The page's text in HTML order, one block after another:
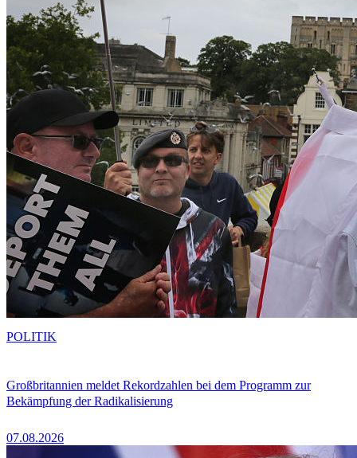
Großbritannien meldet Rekordzahlen bei dem Programm zur
Bekämpfung der Radikalisierung
07.08.2026
POLITIK